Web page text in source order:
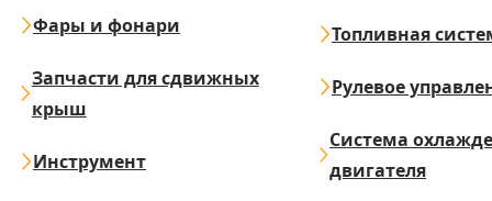
Фары и фонари
Запчасти для сдвижных
крыш
Инструмент
Топливная
Рулевое
Система
двигателя